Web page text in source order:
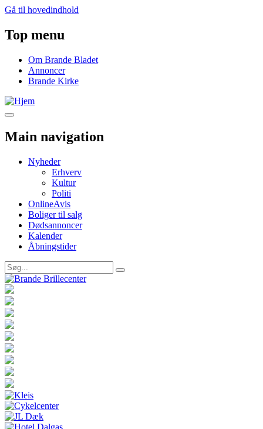
Gå til hovedindhold
Top menu
Om Brande Bladet
Annoncer
Brande Kirke
Main navigation
Nyheder
Erhverv
Kultur
Politi
OnlineAvis
Boliger til salg
Dødsannoncer
Kalender
Åbningstider